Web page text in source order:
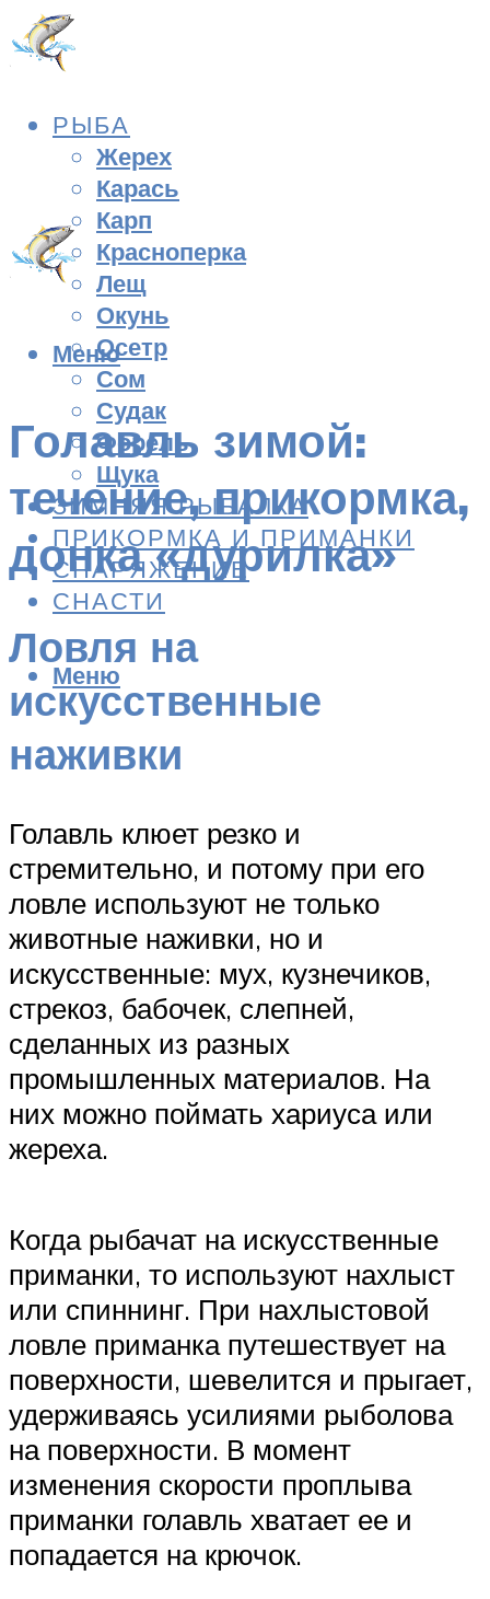
РЫБА
Жерех
Карась
Карп
Красноперка
Лещ
Окунь
Осетр
Сом
Судак
Форель
Щука
ЗИМНЯЯ РЫБАЛКА
ПРИКОРМКА И ПРИМАНКИ
СНАРЯЖЕНИЕ
СНАСТИ
Меню
Меню
Голавль зимой:
течение, прикормка,
донка «дурилка»
Ловля на
искусственные
наживки
Голавль клюет резко и
стремительно, и потому при его
ловле используют не только
животные наживки, но и
искусственные: мух, кузнечиков,
стрекоз, бабочек, слепней,
сделанных из разных
промышленных материалов. На
них можно поймать хариуса или
жереха.
Когда рыбачат на искусственные
приманки, то используют нахлыст
или спиннинг. При нахлыстовой
ловле приманка путешествует на
поверхности, шевелится и прыгает,
удерживаясь усилиями рыболова
на поверхности. В момент
изменения скорости проплыва
приманки голавль хватает ее и
попадается на крючок.